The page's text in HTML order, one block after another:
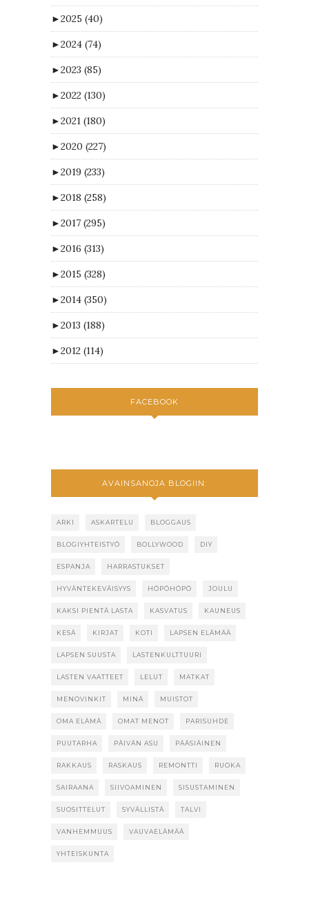
►2025 (40)
►2024 (74)
►2023 (85)
►2022 (130)
►2021 (180)
►2020 (227)
►2019 (233)
►2018 (258)
►2017 (295)
►2016 (313)
►2015 (328)
►2014 (350)
►2013 (188)
►2012 (114)
FACEBOOK
AVAINSANOJA BLOGIIN:
ARKI ASKARTELU BLOGGAUS
BLOGIYHTEISTYÖ BOLLYWOOD DIY
ESPANJA HARRASTUKSET
HYVÄNTEKEVÄISYYS HÖPÖHÖPÖ JOULU
KAKSI PIENTÄ LASTA KASVATUS KAUNEUS
KESÄ KIRJAT KOTI LAPSEN ELÄMÄÄ
LAPSEN SUUSTA LASTENKULTTUURI
LASTEN VAATTEET LELUT MATKAT
MENOVINKIT MINÄ MUISTOT
OMA ELÄMÄ OMAT MENOT PARISUHDE
PUUTARHA PÄIVÄN ASU PÄÄSIÄINEN
RAKKAUS RASKAUS REMONTTI RUOKA
SAIRAANA SIIVOAMINEN SISUSTAMINEN
SUOSITTELUT SYVÄLLISTÄ TALVI
VANHEMMUUS VAUVAELÄMÄÄ
YHTEISKUNTA